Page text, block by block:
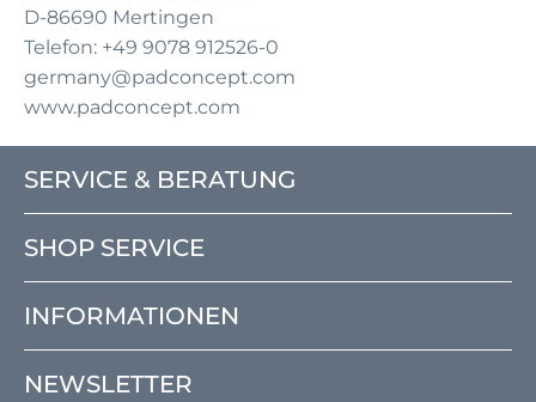
D-86690 Mertingen
Telefon: +49 9078 912526-0
germany@padconcept.com
www.padconcept.com
SERVICE & BERATUNG
SHOP SERVICE
INFORMATIONEN
NEWSLETTER